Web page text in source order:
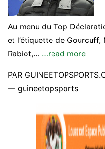
Au menu du Top
et l’étiquette de Gourcuff,
Rabiot,… …read more
PAR
— guineetopsports